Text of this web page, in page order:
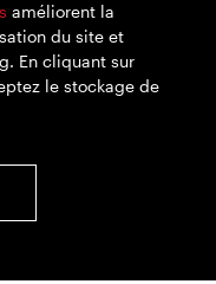
améliorent la
du site et
En cliquant sur
le stockage de
W1S 2HR